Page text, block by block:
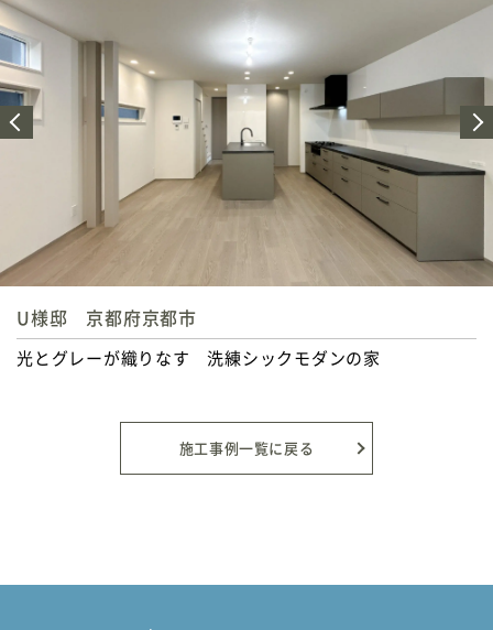
O様邸 京都府宇治市
バリアフリーに対応した 家族それぞれが快適に暮らせる家
施工事例一覧に戻る